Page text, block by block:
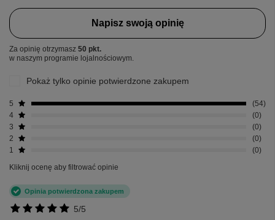
Napisz swoją opinię
Za opinię otrzymasz 50 pkt.
w naszym programie lojalnościowym.
Pokaż tylko opinie potwierdzone zakupem
5
54
4
0
3
0
2
0
1
0
Kliknij ocenę aby filtrować opinie
5/5
Opinia potwierdzona zakupem